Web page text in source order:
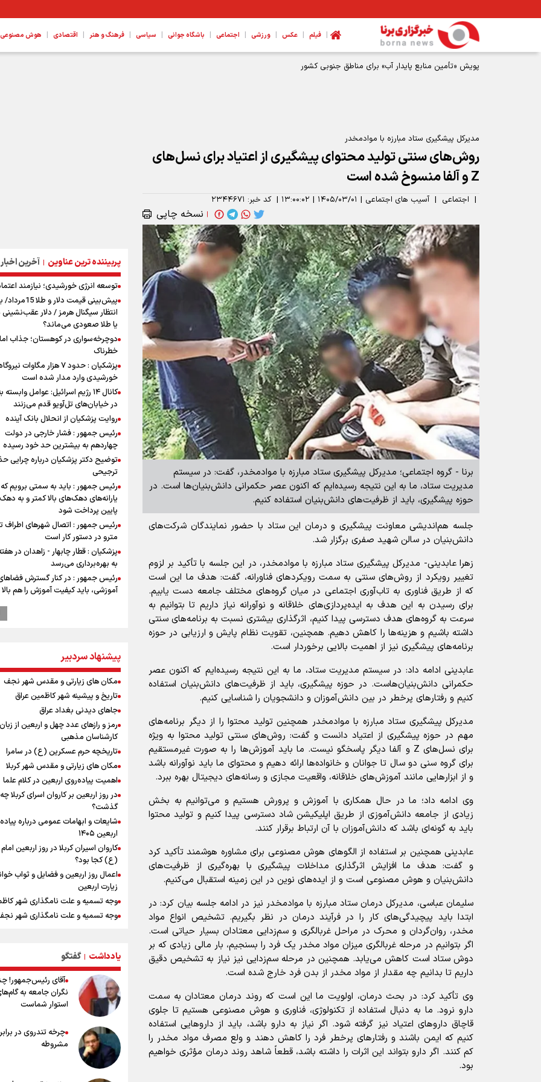
| فیلم | عکس | ورزشی | اجتماعی | باشگاه جوانی | سیاسی | فرهنگ و هنر | اقتصادی | هوش مصنوعی،
شومی و نحسی ماه صفر فقط مربوط به همان سال رحلت پیامبر اکرم بوده است
مدیرکل پیشگیری ستاد مبارزه با موادمخدر
روش‌های سنتی تولید محتوای پیشگیری از اعتیاد برای نسل‌های
Z و آلفا منسوخ شده است
| اجتماعی | آسیب های اجتماعی | ۱۴۰۵/۰۳/۰۱ | ۱۳:۰۰:۰۲ | کد خبر: ۲۳۴۴۶۷۱
| نسخه چاپی
برنا - گروه اجتماعی؛ مدیرکل پیشگیری ستاد مبارزه با موادمخدر، گفت: در سیستم
مدیریت ستاد، ما به این نتیجه رسیده‌ایم که اکنون عصر حکمرانی دانش‌بنیان‌ها است. در
حوزه پیشگیری، باید از ظرفیت‌های دانش‌بنیان استفاده کنیم.
جلسه هم‌اندیشی معاونت پیشگیری و درمان این ستاد با حضور نمایندگان شرکت‌های
دانش‌بنیان در سالن شهید صفری برگزار شد.
زهرا عابدینی- مدیرکل پیشگیری ستاد مبارزه با موادمخدر، در این جلسه با تأکید بر لزوم
تغییر رویکرد از روش‌های سنتی به سمت رویکردهای فناورانه، گفت: هدف ما این است
که از طریق فناوری به تاب‌آوری اجتماعی در میان گروه‌های مختلف جامعه دست یابیم.
برای رسیدن به این هدف به ایده‌پردازی‌های خلاقانه و نوآورانه نیاز داریم تا بتوانیم به
سرعت به گروه‌های هدف دسترسی پیدا کنیم، اثرگذاری بیشتری نسبت به برنامه‌های سنتی
داشته باشیم و هزینه‌ها را کاهش دهیم. همچنین، تقویت نظام پایش و ارزیابی در حوزه
برنامه‌های پیشگیری نیز از اهمیت بالایی برخوردار است.
عابدینی ادامه داد: در سیستم مدیریت ستاد، ما به این نتیجه رسیده‌ایم که اکنون عصر
حکمرانی دانش‌بنیان‌هاست. در حوزه پیشگیری، باید از ظرفیت‌های دانش‌بنیان استفاده
کنیم و رفتارهای پرخطر در بین دانش‌آموزان و دانشجویان را شناسایی کنیم.
مدیرکل پیشگیری ستاد مبارزه با موادمخدر همچنین تولید محتوا را از دیگر برنامه‌های
مهم در حوزه پیشگیری از اعتیاد دانست و گفت: روش‌های سنتی تولید محتوا به ویژه
برای نسل‌های Z و آلفا دیگر پاسخگو نیست. ما باید آموزش‌ها را به صورت غیرمستقیم
برای گروه سنی دو سال تا جوانان و خانواده‌ها ارائه دهیم و محتوای ما باید نوآورانه باشد
و از ابزارهایی مانند آموزش‌های خلاقانه، واقعیت مجازی و رسانه‌های دیجیتال بهره ببرد.
وی ادامه داد؛ ما در حال همکاری با آموزش و پرورش هستیم و می‌توانیم به بخش
زیادی از جامعه دانش‌آموزی از طریق اپلیکیشن شاد دسترسی پیدا کنیم و تولید محتوا
باید به گونه‌ای باشد که دانش‌آموزان با آن ارتباط برقرار کنند.
عابدینی همچنین بر استفاده از الگوهای هوش مصنوعی برای مشاوره هوشمند تأکید کرد
و گفت: هدف ما افزایش اثرگذاری مداخلات پیشگیری با بهره‌گیری از ظرفیت‌های
دانش‌بنیان و هوش مصنوعی است و از ایده‌های نوین در این زمینه استقبال می‌کنیم.
سلیمان عباسی، مدیرکل درمان ستاد مبارزه با موادمخدر نیز در ادامه جلسه بیان کرد: در
ابتدا باید پیچیدگی‌های کار را در فرآیند درمان در نظر بگیریم. تشخیص انواع مواد
مخدر، روان‌گردان و محرک در مراحل غربالگری و سم‌زدایی معتادان بسیار حیاتی است.
اگر بتوانیم در مرحله غربالگری میزان مواد مخدر یک فرد را بسنجیم، بار مالی زیادی که بر
دوش ستاد است کاهش می‌یابد. همچنین در مرحله سم‌زدایی نیز نیاز به تشخیص دقیق
داریم تا بدانیم چه مقدار از مواد مخدر از بدن فرد خارج شده است.
وی تأکید کرد: در بحث درمان، اولویت ما این است که روند درمان معتادان به سمت
دارو نرود. ما به دنبال استفاده از تکنولوژی، فناوری و هوش مصنوعی هستیم تا جلوی
قاچاق داروهای اعتیاد نیز گرفته شود. اگر نیاز به دارو باشد، باید از داروهایی استفاده
کنیم که ایمن باشند و رفتارهای پرخطر فرد را کاهش دهند و ولع مصرف مواد مخدر را
کم کنند. اگر دارو بتواند این اثرات را داشته باشد، قطعاً شاهد روند درمان مؤثری خواهیم
بود.
پربیننده ترین عناوین | آخرین اخبار
توسعه انرژی خورشیدی؛ نیازمند
پیش‌بینی قیمت دلار و
انتظار سیگنال هرمز / دلار
یا طلا صعودی می‌ماند؟
دوچرخه‌سواری در کوهستان؛ جذاب
خطرناک
پزشکیان : حدود ۷ هزار مگاوات
خورشیدی وارد مدار شده است
کانال ۱۴ رژیم اسرائیل: عوامل
در خیابان‌های تل‌آویو قدم می‌زنند
روایت پزشکیان از انحلال بانک آینده
رئیس جمهور : فشار خارجی در دولت
چهاردهم به بیشترین حد خود رسیده
توضیح دکتر پزشکیان درباره چرایی
ترجیحی
رئیس جمهور : باید به سمتی برویم که
یارانه‌های دهک‌های بالا کمتر و به
پایین پرداخت شود
رئیس جمهور : اتصال شهرهای اطراف
مترو در دستور کار است
پزشکیان : قطار چابهار - زاهدان در
به بهره‌برداری می‌رسد
رئیس جمهور : در کنار گسترش
آموزشی، باید کیفیت آموزش را هم بالا
پزشکیان: رهبر شهید سرمایه و
امضا شد
گزارشی از ورود وزیر ورزش و جوانان
باکو برای امضای سند برنامه اجرایی با
آذربایجانی
عماد احمدوند : نسخه نانویی برای حل
بحران منابع آبی کشور
رهبر شهید انقلاب: ادّعاهای دروغین
آمریکایی‌ها باید افشا شود
یحیی سریع: در عملیاتی گسترده
نظامی وابسته به عربستان را هدف قرار
مستمری مددجویان کفاف زندگی را
/ حمایت از ۱۹هزار زن‌ سرپرست خانوار
در مرزهای شلمچه و چذابه ثبت شد /
نجف تا کربلا
امیررضا غلامی، ملی پوش تکواندو :
روی مسابقات پاکستان است نه بازی
آسیایی
جابجایی مرکز ثقل اقتصاد جهان
فرصت طلایی برای اقتصاد ایران
ونس: ایرانی‌ها مذاکره‌کنندگان سرسختی
هستند
وقتی از وفاق صحبت می‌کنم، منظورم
هستند/ مسیر اصلاحات آغاز شده و
نخواهد شد
پیشنهاد سردبیر
مکان های زیارتی و مقدس شهر نجف
تاریخ و پیشینه شهر کاظمین عراق
جاهای دیدنی بغداد عراق
رمز و رازهای عدد چهل و اربعین از زبان
کارشناسان مذهبی
تاریخچه حرم عسکرین (ع) در سامرا
مکان های زیارتی و مقدس شهر کربلا
اهمیت پیاده‌روی اربعین در کلام علما
در روز اربعین بر کاروان اسرای کربلا چه
گذشت؟
شایعات و ابهامات عمومی درباره
اربعین ۱۴۰۵
کاروان اسیران کربلا در روز اربعین
(ع) کجا بود؟
اعمال روز اربعین و فضایل و ثواب
زیارت اربعین
وجه تسمیه و علت نامگذاری شهر
وجه تسمیه و علت نامگذاری شهر
وجه تسمیه و علت نامگذاری شهر سامرا
وجه تسمیه و علت نامگذاری شهر کربلا
بهترین موکب‌های ایرانی در پیاده روی
۱۴۰۵
توصیه هایی مهم برای پیچ خوردگی پا در
پیاده روی اربعین
خطرات پیاده روی اربعین/ ۷
سفری ایمن و معنوی
۲۰ نکته دوستانه درباره پیاده روی
عراقی ها
یادداشت | گفتگو
آقای رئیس‌جمهور!
نگران جامعه به
استوار شماست
چرخه تندروی در
مشروطه